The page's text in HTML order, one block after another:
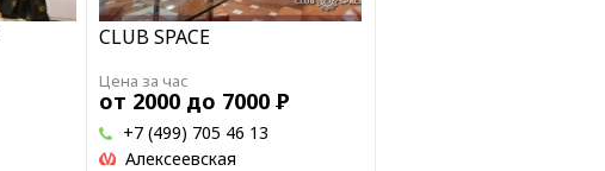
CLUB SPACE
Цена за час
от 2000 до 7000 Р
Алексеевская
+7 (499) 705 46 13